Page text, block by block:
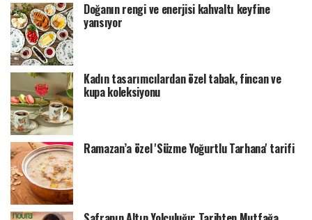
Doğanın rengi ve enerjisi kahvaltı keyfine
yansıyor
Kadın tasarımcılardan özel tabak, fincan ve
kupa koleksiyonu
Ramazan’a özel 'Süzme Yoğurtlu Tarhana' tarifi